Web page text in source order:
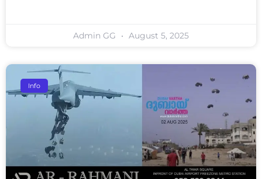
Admin GG August 5, 2025
Info